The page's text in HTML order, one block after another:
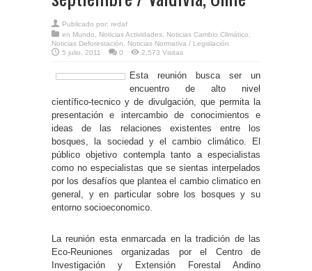
Publicado por: redaf
en Mundo Noticias Actividades Noticias Cambio Climático
Noticias Deforestación
Noticias Normativa / Legislación
5 julio, 2011
0 2,573 Visitas
Esta reunión busca ser un
encuentro de alto nivel
científico-tecnico y de divulgación, que permita la
presentación e intercambio de conocimientos e
ideas de las relaciones existentes entre los
bosques, la sociedad y el cambio climático. El
público objetivo contempla tanto a especialistas
como no especialistas que se sientas interpelados
por los desafíos que plantea el cambio climatico en
general, y en particular sobre los bosques y su
entorno socioeconomico.
La reunión esta enmarcada en la tradición de las
Eco-Reuniones organizadas por el Centro de
Investigación y Extensión Forestal Andino